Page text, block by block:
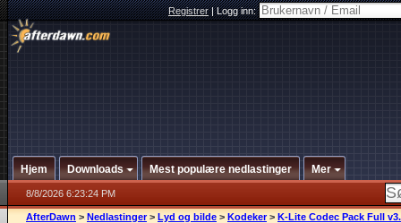
Registrer|Logg inn:
Hjem Downloads Mest populære nedlastinger Mer
8/8/2026 6:23:24 PM
AfterDawn > Nedlastinger > Lyd og bilde > Kodeker > K-Lite Codec Pack Full